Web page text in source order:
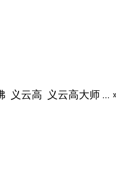
义云高 义云高大师 ...